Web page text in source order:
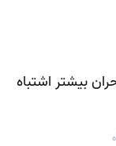
بیشتر اشتباه